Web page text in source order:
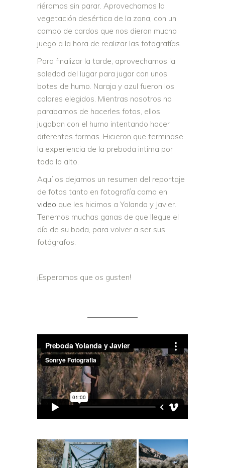
riéramos sin parar. Aprovechamos la
vegetación desértica de la zona, con un
campo de cardos que nos dieron mucho
juego a la hora de realizar las fotografías.
Para finalizar la tarde, aprovechamos la
soledad del lugar para jugar con unos
botes de humo. Naraja y azul fueron los
colores elegidos. Mientras nosotros no
parabamos de hacerles fotos, ellos
jugaban con el humo intentando hacer
diferentes formas. Hicieron que terminase
la experiencia de la preboda intima por
todo lo alto.
Aquí os dejamos un resumen del reportaje
de fotos tanto en fotografía como en
video que les hicimos a Yolanda y Javier.
Tenemos muchas ganas de que llegue el
día de su boda, para volver a ser sus
fotógrafos.
¡Esperamos que os gusten!